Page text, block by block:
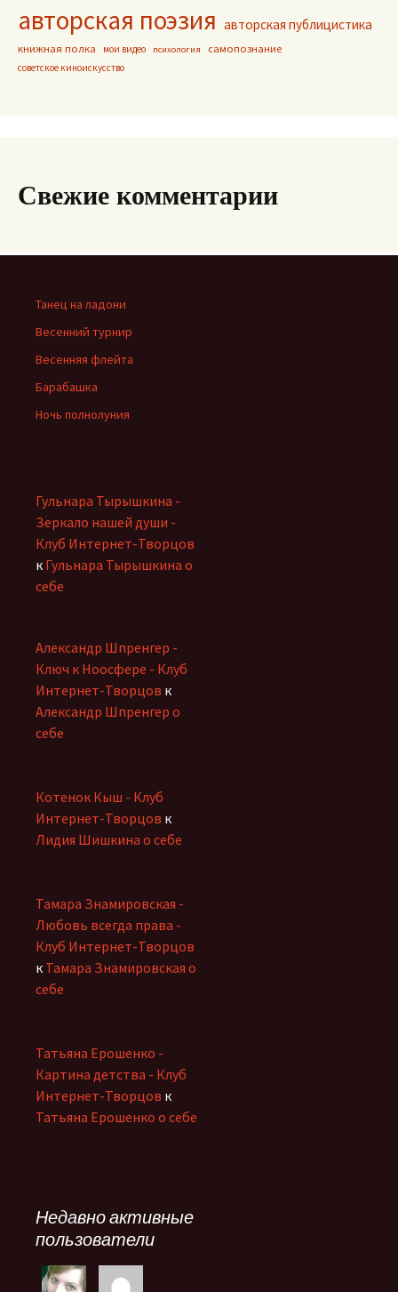
авторская поэзия авторская публицистика
книжная полка мои видео психология самопознание
советское киноискусство
Свежие комментарии
Танец на ладони
Весенний турнир
Весенняя флейта
Барабашка
Ночь полнолуния
Гульнара Тырышкина -
Зеркало нашей души -
Клуб Интернет-Творцов
к Гульнара Тырышкина о
себе
Александр Шпренгер -
Ключ к Ноосфере - Клуб
Интернет-Творцов к
Александр Шпренгер о
себе
Котенок Кыш - Клуб
Интернет-Творцов к
Лидия Шишкина о себе
Тамара Знамировская -
Любовь всегда права -
Клуб Интернет-Творцов
к Тамара Знамировская о
себе
Татьяна Ерошенко -
Картина детства - Клуб
Интернет-Творцов к
Татьяна Ерошенко о себе
Недавно активные
пользователи